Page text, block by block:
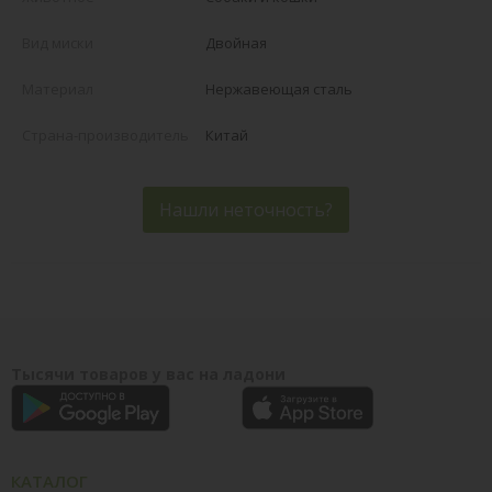
Двойная
Нержавеющая сталь
Китай
Нашли неточность?